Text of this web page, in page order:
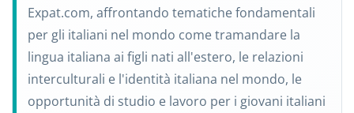
Expat.com, affrontando tematiche fondamentali
per gli italiani nel mondo come tramandare la
lingua italiana ai figli nati all'estero, le relazioni
interculturali e l'identità italiana nel mondo, le
opportunità di studio e lavoro per i giovani italiani